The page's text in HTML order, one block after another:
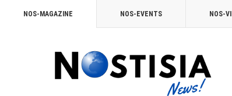
NOS-MAGAZINE NOS-EVENTS NOS-